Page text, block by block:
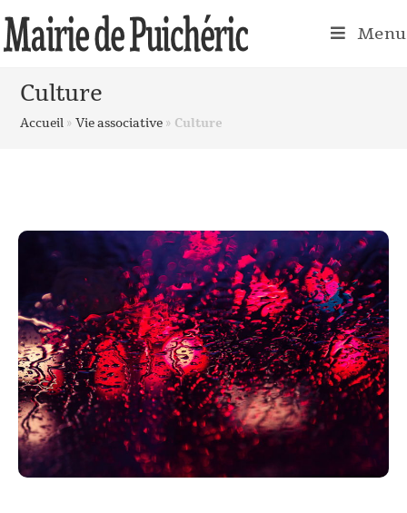
Menu
Culture
Accueil »Vie associative » Culture